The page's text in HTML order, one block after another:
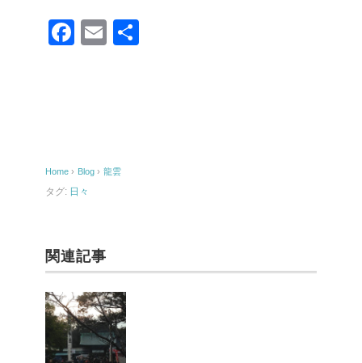
F
o
o
E
Home › Blog › 龍雲
タグ: 日々
関連記事